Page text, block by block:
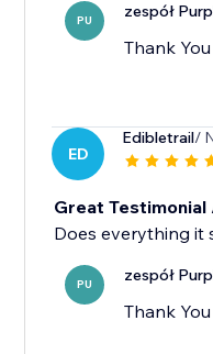
PU zespół
Thank
ED
Edibletrail/
Great Testimonial
Does everything it
PU zespół
Thank